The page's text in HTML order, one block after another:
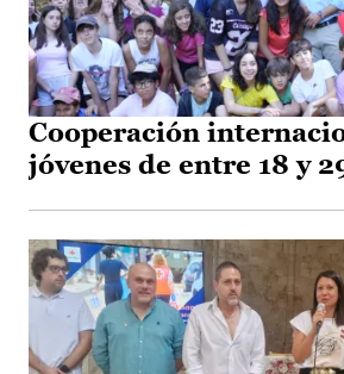
Cooperación
jóvenes de entre 18 y